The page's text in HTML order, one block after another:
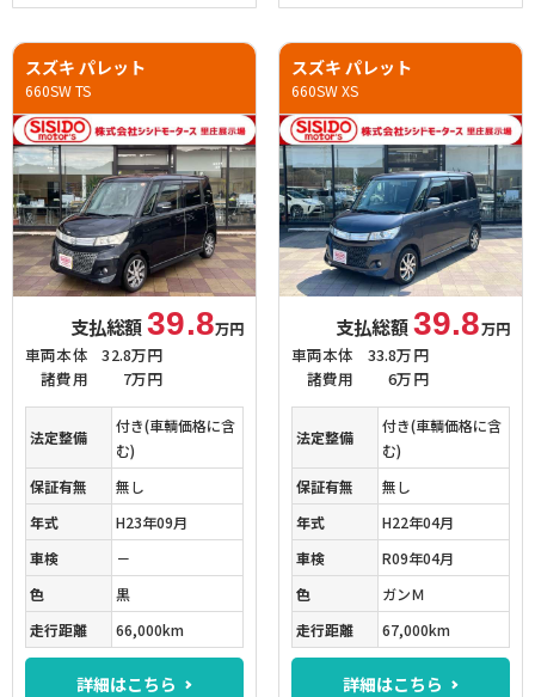
スズキ パレット
660SW TS
支払総額39.8万円
車両本体
32.8万円
諸費用
7万円
法定整備
付き(車輌価格に含
む)
保証有無
無し
年式
H23年09月
車検
－
色
黒
走行距離
66,000km
詳細はこちら
スズキ パレット
660SW XS
支払総額39.8万円
車両本体
33.8万円
諸費用
6万円
法定整備
付き(車輌価格に含
む)
保証有無
無し
年式
H22年04月
車検
R09年04月
色
ガンＭ
走行距離
67,000km
詳細はこちら